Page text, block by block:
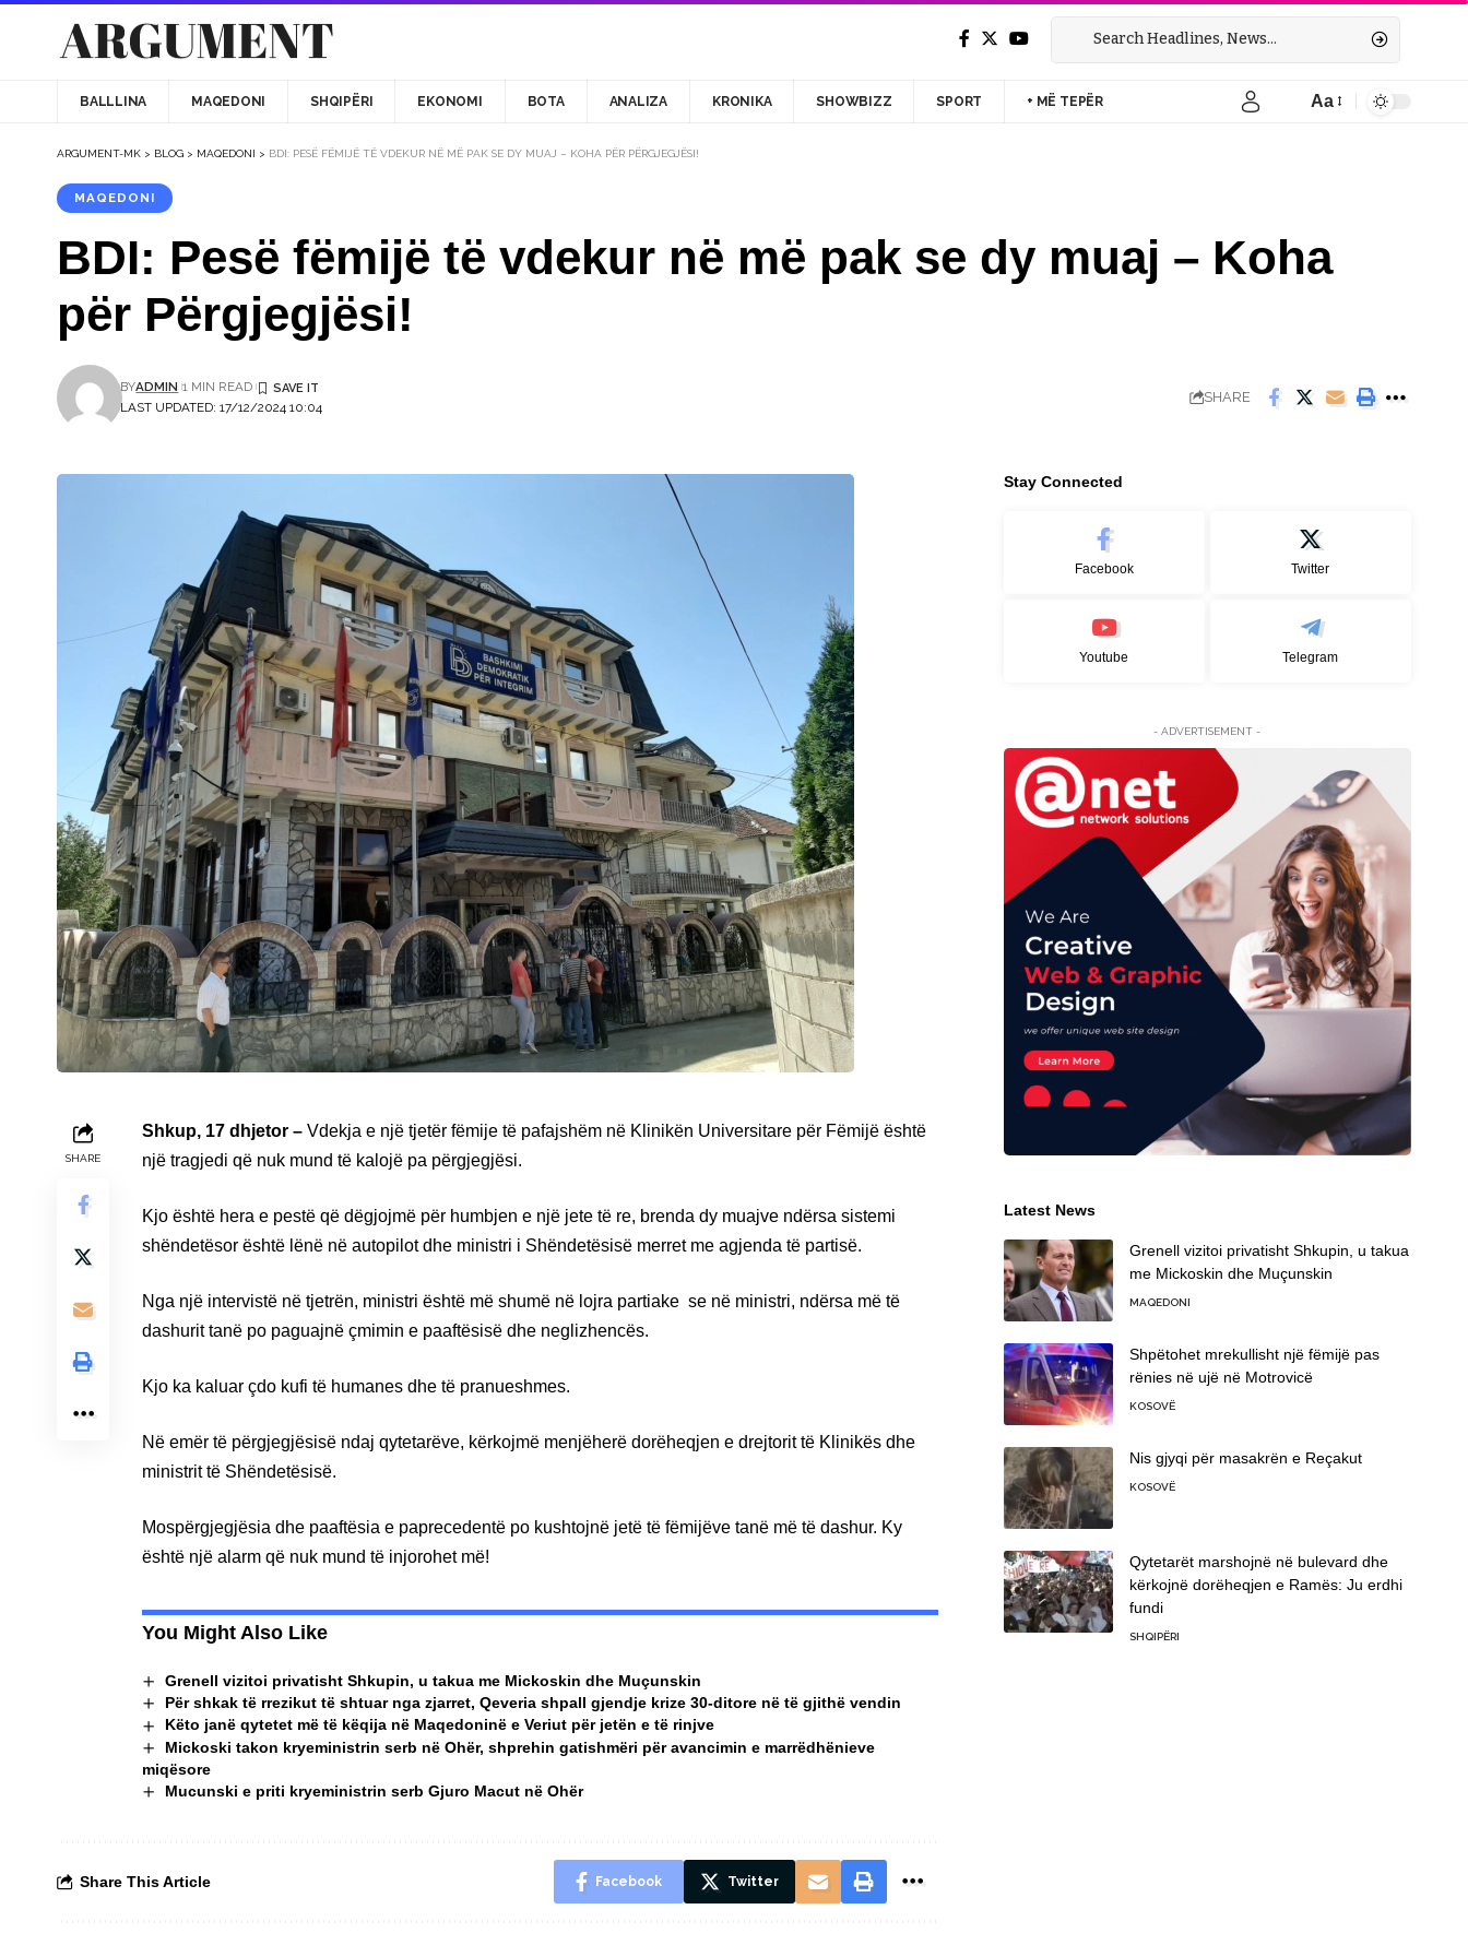
BALLLINA MAQEDONI SHQIPËRI EKONOMI BOTA ANALIZA KRONIKA SHOWBIZZ SPORT + MË TEPËR Aa
ARGUMENT-MK > BLOG > MAQEDONI > BDI: PESË FËMIJË TË VDEKUR NË MË PAK SE DY MUAJ – KOHA PËR PËRGJEGJËSI!
MAQEDONI
BDI: Pesë fëmijë të vdekur në më pak se dy muaj – Koha
për Përgjegjësi!
LAST UPDATED: 17/12/2024 10:04
BYADMIN 1 MIN READ
SHARE
SHARE
Shkup, 17 dhjetor – Vdekja e një tjetër fëmije të pafajshëm në Klinikën Universitare për Fëmijë është
një tragjedi që nuk mund të kalojë pa përgjegjësi.
Kjo është hera e pestë që dëgjojmë për humbjen e një jete të re, brenda dy muajve ndërsa sistemi
shëndetësor është lënë në autopilot dhe ministri i Shëndetësisë merret me agjenda të partisë.
Nga një intervistë në tjetrën, ministri është më shumë në lojra partiake se në ministri, ndërsa më të
dashurit tanë po paguajnë çmimin e paaftësisë dhe neglizhencës.
Kjo ka kaluar çdo kufi të humanes dhe të pranueshmes.
Në emër të përgjegjësisë ndaj qytetarëve, kërkojmë menjëherë dorëheqjen e drejtorit të Klinikës dhe
ministrit të Shëndetësisë.
Mospërgjegjësia dhe paaftësia e paprecedentë po kushtojnë jetë të fëmijëve tanë më të dashur. Ky
është një alarm që nuk mund të injorohet më!
You Might Also Like
Grenell vizitoi privatisht Shkupin, u takua me Mickoskin dhe Muçunskin
Për shkak të rrezikut të shtuar nga zjarret, Qeveria shpall gjendje krize 30-ditore në të gjithë vendin
Këto janë qytetet më të këqija në Maqedoninë e Veriut për jetën e të rinjve
Mickoski takon kryeministrin serb në Ohër, shprehin gatishmëri për avancimin e marrëdhënieve
miqësore
Mucunski e priti kryeministrin serb Gjuro Macut në Ohër
Share This Article Facebook Twitter
Stay Connected
Facebook Twitter
Youtube Telegram
- ADVERTISEMENT -
Latest News
Grenell vizitoi privatisht Shkupin, u takua
me Mickoskin dhe Muçunskin
MAQEDONI
Shpëtohet mrekullisht një fëmijë pas
rënies në ujë në Motrovicë
KOSOVË
Nis gjyqi për masakrën e Reçakut
KOSOVË
Qytetarët marshojnë në bulevard dhe
kërkojnë dorëheqjen e Ramës: Ju erdhi
fundi
SHQIPËRI